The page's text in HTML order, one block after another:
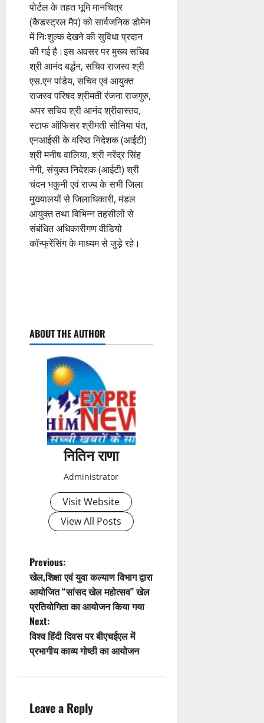
पोर्टल के तहत भूमि मानचित्र
(कैडस्ट्रल मैप) को सार्वजनिक डोमेन
में निःशुल्क देखने की सुविधा प्रदान
की गई है।इस अवसर पर मुख्य सचिव
श्री आनंद बर्द्धन, सचिव राजस्व श्री
एस.एन पांडेय, सचिव एवं आयुक्त
राजस्व परिषद श्रीमती रंजना राजगुरु,
अपर सचिव श्री आनंद श्रीवास्तव,
स्टाफ ऑफिसर श्रीमती सोनिया पंत,
एनआईसी के वरिष्ठ निदेशक (आईटी)
श्री मनीष वालिया, श्री नरेंद्र सिंह
नेगी, संयुक्त निदेशक (आईटी) श्री
चंदन भकुनी एवं राज्य के सभी जिला
मुख्यालयों से जिलाधिकारी, मंडल
आयुक्त तथा विभिन्न तहसीलों से
संबंधित अधिकारीगण वीडियो
कॉन्फ्रेंसिंग के माध्यम से जुड़े रहे।
o
t
i
o
n
ABOUT THE AUTHOR
नितिन राणा
Administrator
Visit Website
View All Posts
P
o
s
t
n
v
Previous:
खेल,शिक्षा एवं युवा कल्याण विभाग द्वारा
आयोजित “सांसद खेल महोत्सव” खेल
प्रतियोगिता का आयोजन किया गया
Next:
विश्व हिंदी दिवस पर बीएचईएल में
प्रभागीय काव्य गोष्ठी का आयोजन
Leave a Reply